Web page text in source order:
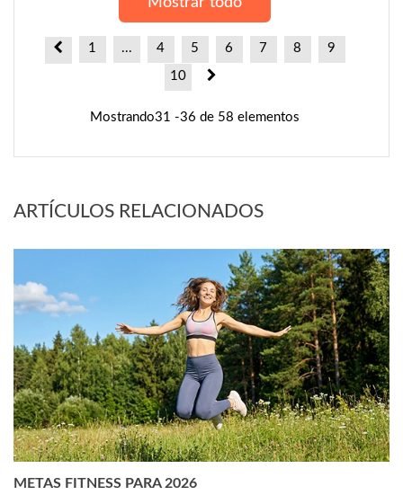
1 ... 4 5 6 7 8 9
10
Mostrando31 -36 de 58 elementos
ARTÍCULOS RELACIONADOS
METAS FITNESS PARA 2026